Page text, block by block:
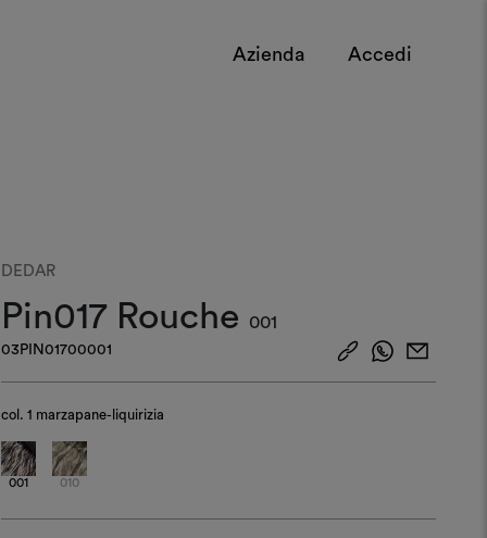
Azienda Accedi
DEDAR
Pin017 Rouche 001
03PIN01700001
col. 1 marzapane-liquirizia
001 010